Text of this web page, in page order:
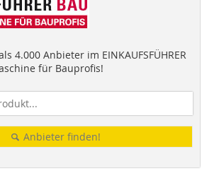
4.000 Anbieter im EINKAUFSFÜHRER
für Bauprofis!
Anbieter finden!